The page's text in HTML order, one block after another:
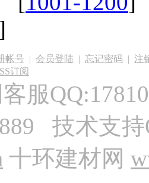
帐号 | 会员登陆 | 忘记密码 | 注
订阅
服
技术支
十环建材网